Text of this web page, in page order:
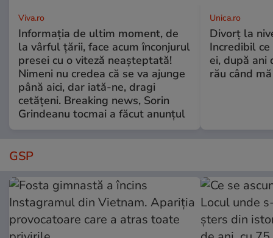
Viva.ro
Informația de ultim moment, de
la vârful țării, face acum înconjurul
presei cu o viteză neașteptată!
Nimeni nu credea că se va ajunge
până aici, dar iată-ne, dragi
cetățeni. Breaking news, Sorin
Grindeanu tocmai a făcut anunțul
Unica.ro
Divorț la
Incredibil
ei, după ani
rău când
GSP